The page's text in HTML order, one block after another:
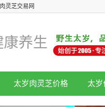
灵芝交易网
康养生
太岁肉灵芝价格 太岁